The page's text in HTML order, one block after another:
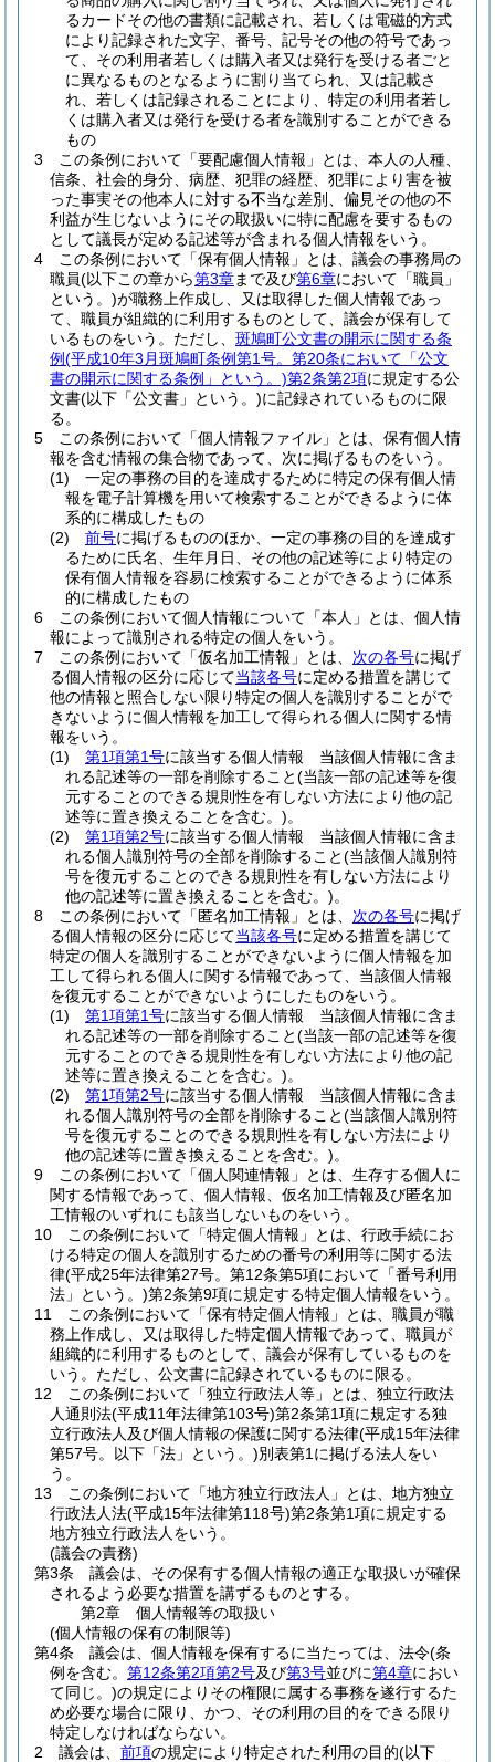
るカードその他の書類に記載され、若しくは電磁的方式
により記録された文字、番号、記号その他の符号であっ
て、その利用者若しくは購入者又は発行を受ける者ごと
に異なるものとなるように割り当てられ、又は記載さ
れ、若しくは記録されることにより、特定の利用者若し
くは購入者又は発行を受ける者を識別することができる
もの
3
この条例において「要配慮個人情報」とは、本人の人種、
信条、社会的身分、病歴、犯罪の経歴、犯罪により害を被
った事実その他本人に対する不当な差別、偏見その他の不
利益が生じないようにその取扱いに特に配慮を要するもの
として議長が定める記述等が含まれる個人情報をいう。
4
この条例において「保有個人情報」とは、議会の事務局の
職員(以下この章から第3章まで及び第6章において「職員」
という。)が職務上作成し、又は取得した個人情報であっ
て、職員が組織的に利用するものとして、議会が保有して
いるものをいう。 ただし、 斑鳩町公文書の開示に関する条
例(平成10年3月斑鳩町条例第1号。第20条において「公文
書の開示に関する条例」という。)第2条第2項に規定する公
文書(以下「公文書」という。)に記録されているものに限
る。
5
この条例において「個人情報ファイル」とは、保有個人情
報を含む情報の集合物であって、次に掲げるものをいう。
(1)
一定の事務の目的を達成するために特定の保有個人情
報を電子計算機を用いて検索することができるように体
系的に構成したもの
(2)
前号に掲げるもののほか、一定の事務の目的を達成す
るために氏名、生年月日、その他の記述等により特定の
保有個人情報を容易に検索することができるように体系
的に構成したもの
6
この条例において個人情報について「本人」とは、個人情
報によって識別される特定の個人をいう。
7
この条例において「仮名加工情報」とは、 次の各号に掲げ
る個人情報の区分に応じて当該各号に定める措置を講じて
他の情報と照合しない限り特定の個人を識別することがで
きないように個人情報を加工して得られる個人に関する情
報をいう。
(1)
第1項第1号に該当する個人情報 当該個人情報に含ま
れる記述等の一部を削除すること(当該一部の記述等を復
元することのできる規則性を有しない方法により他の記
述等に置き換えることを含む。)。
(2)
第1項第2号に該当する個人情報 当該個人情報に含ま
れる個人識別符号の全部を削除すること(当該個人識別符
号を復元することのできる規則性を有しない方法により
他の記述等に置き換えることを含む。)。
8
この条例において「匿名加工情報」とは、 次の各号に掲げ
る個人情報の区分に応じて当該各号に定める措置を講じて
特定の個人を識別することができないように個人情報を加
工して得られる個人に関する情報であって、当該個人情報
を復元することができないようにしたものをいう。
(1)
第1項第1号に該当する個人情報 当該個人情報に含ま
れる記述等の一部を削除すること(当該一部の記述等を復
元することのできる規則性を有しない方法により他の記
述等に置き換えることを含む。)。
(2)
第1項第2号に該当する個人情報 当該個人情報に含ま
れる個人識別符号の全部を削除すること(当該個人識別符
号を復元することのできる規則性を有しない方法により
他の記述等に置き換えることを含む。)。
9
この条例において「個人関連情報」とは、生存する個人に
関する情報であって、個人情報、仮名加工情報及び匿名加
工情報のいずれにも該当しないものをいう。
10
この条例において「特定個人情報」とは、行政手続にお
ける特定の個人を識別するための番号の利用等に関する法
律(平成25年法律第27号。第12条第5項において「番号利用
法」という。)第2条第9項に規定する特定個人情報をいう。
11
この条例において「保有特定個人情報」とは、職員が職
務上作成し、又は取得した特定個人情報であって、職員が
組織的に利用するものとして、議会が保有しているものを
いう。 ただし、公文書に記録されているものに限る。
12
この条例において「独立行政法人等」とは、独立行政法
人通則法(平成11年法律第103号)第2条第1項に規定する独
立行政法人及び個人情報の保護に関する法律(平成15年法律
第57号。以下「法」という。)別表第1に掲げる法人をい
う。
13
この条例において「地方独立行政法人」とは、地方独立
行政法人法(平成15年法律第118号)第2条第1項に規定する
地方独立行政法人をいう。
(議会の責務)
第3条
議会は、その保有する個人情報の適正な取扱いが確保
されるよう必要な措置を講ずるものとする。
第2章
個人情報等の取扱い
(個人情報の保有の制限等)
第4条
議会は、個人情報を保有するに当たっては、法令(条
例を含む。 第12条第2項第2号及び第3号並びに第4章におい
て同じ。)の規定によりその権限に属する事務を遂行するた
め必要な場合に限り、かつ、その利用の目的をできる限り
特定しなければならない。
2
議会は、 前項の規定により特定された利用の目的(以下